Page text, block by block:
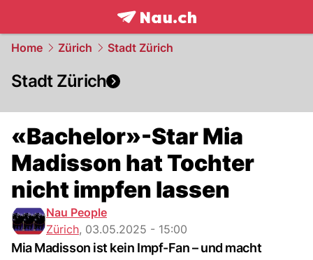
frontpage.NAU.ch
Home Zürich Stadt Zürich
Stadt Zürich
«Bachelor»-Star Mia
Madisson hat Tochter
nicht impfen lassen
Nau People
Zürich, 03.05.2025 - 15:00
Mia Madisson ist kein Impf-Fan – und macht